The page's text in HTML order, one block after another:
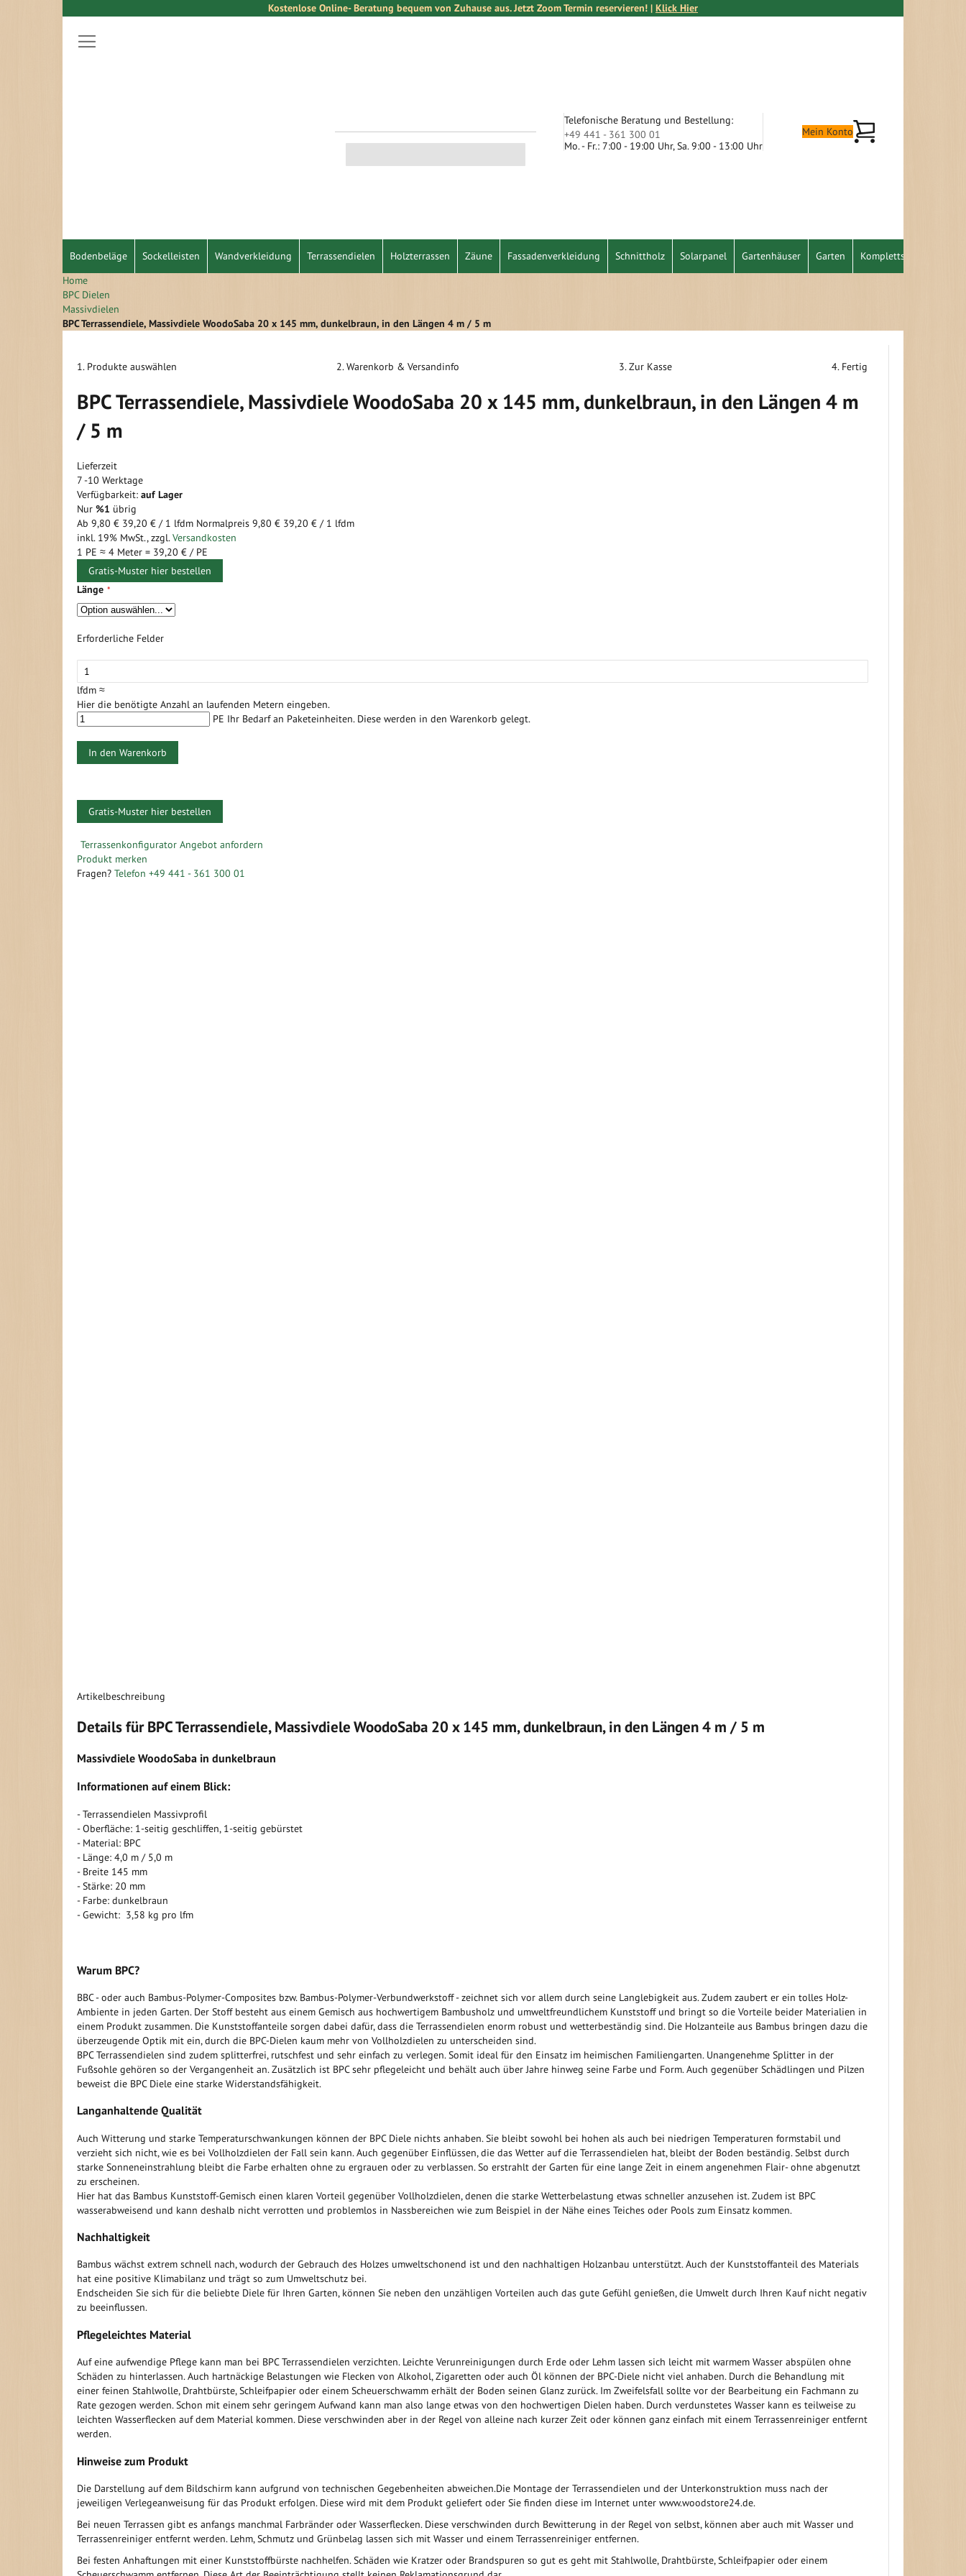
Kostenlose Online- Beratung bequem von Zuhause aus. Jetzt Zoom Termin reservieren! | Klick Hier
zum
Inhalt
Telefonische Beratung und Bestellung:
+49 441 - 361 300 01
Mo. - Fr.: 7:00 - 19:00 Uhr, Sa. 9:00 - 13:00 Uhr
Mein Konto Mein Warenkorb
Bodenbeläge Sockelleisten Wandverkleidung Terrassendielen Holzterrassen Zäune Fassadenverkleidung Schnittholz Solarpanel Gartenhäuser Garten Komplettset
Home
BPC Dielen
Massivdielen
BPC Terrassendiele, Massivdiele WoodoSaba 20 x 145 mm, dunkelbraun, in den Längen 4 m / 5 m
1. Produkte auswählen 2. Warenkorb & Versandinfo 3. Zur Kasse 4. Fertig
BPC Terrassendiele, Massivdiele WoodoSaba 20 x 145 mm, dunkelbraun, in den Längen 4 m
/ 5 m
Lieferzeit
7 -10 Werktage
Verfügbarkeit: auf Lager
Nur %1 übrig
Ab 9,80 € 39,20 € / 1 lfdm Normalpreis 9,80 € 39,20 € / 1 lfdm
inkl. 19% MwSt., zzgl. Versandkosten
1 PE ≈ 4 Meter = 39,20 € / PE
Gratis-Muster hier bestellen
Länge
Erforderliche Felder
lfdm ≈
Hier die benötigte Anzahl an laufenden Metern eingeben.
PE Ihr Bedarf an Paketeinheiten. Diese werden in den Warenkorb gelegt.
In den Warenkorb
Gratis-Muster hier bestellen
Ende
der
Bildergalerie
Zum
Anfang
der
Terrassenkonfigurator Angebot anfordern
Produkt merken
Fragen? Telefon +49 441 - 361 300 01
Artikelbeschreibung
Details für BPC Terrassendiele, Massivdiele WoodoSaba 20 x 145 mm, dunkelbraun, in den Längen 4 m / 5 m
Massivdiele WoodoSaba in dunkelbraun
Informationen auf einem Blick:
- Terrassendielen Massivprofil
- Oberfläche: 1-seitig geschliffen, 1-seitig gebürstet
- Material: BPC
- Länge: 4,0 m / 5,0 m
- Breite 145 mm
- Stärke: 20 mm
- Farbe: dunkelbraun
- Gewicht: 3,58 kg pro lfm
Warum BPC?
BBC - oder auch Bambus-Polymer-Composites bzw. Bambus-Polymer-Verbundwerkstoff - zeichnet sich vor allem durch seine Langlebigkeit aus. Zudem zaubert er ein tolles Holz-
Ambiente in jeden Garten. Der Stoff besteht aus einem Gemisch aus hochwertigem Bambusholz und umweltfreundlichem Kunststoff und bringt so die Vorteile beider Materialien in
einem Produkt zusammen. Die Kunststoffanteile sorgen dabei dafür, dass die Terrassendielen enorm robust und wetterbeständig sind. Die Holzanteile aus Bambus bringen dazu die
überzeugende Optik mit ein, durch die BPC-Dielen kaum mehr von Vollholzdielen zu unterscheiden sind.
BPC Terrassendielen sind zudem splitterfrei, rutschfest und sehr einfach zu verlegen. Somit ideal für den Einsatz im heimischen Familiengarten. Unangenehme Splitter in der
Fußsohle gehören so der Vergangenheit an. Zusätzlich ist BPC sehr pflegeleicht und behält auch über Jahre hinweg seine Farbe und Form. Auch gegenüber Schädlingen und Pilzen
beweist die BPC Diele eine starke Widerstandsfähigkeit.
Langanhaltende Qualität
Auch Witterung und starke Temperaturschwankungen können der BPC Diele nichts anhaben. Sie bleibt sowohl bei hohen als auch bei niedrigen Temperaturen formstabil und
verzieht sich nicht, wie es bei Vollholzdielen der Fall sein kann. Auch gegenüber Einflüssen, die das Wetter auf die Terrassendielen hat, bleibt der Boden beständig. Selbst durch
starke Sonneneinstrahlung bleibt die Farbe erhalten ohne zu ergrauen oder zu verblassen. So erstrahlt der Garten für eine lange Zeit in einem angenehmen Flair- ohne abgenutzt
zu erscheinen.
Hier hat das Bambus Kunststoff-Gemisch einen klaren Vorteil gegenüber Vollholzdielen, denen die starke Wetterbelastung etwas schneller anzusehen ist. Zudem ist BPC
wasserabweisend und kann deshalb nicht verrotten und problemlos in Nassbereichen wie zum Beispiel in der Nähe eines Teiches oder Pools zum Einsatz kommen.
Nachhaltigkeit
Bambus wächst extrem schnell nach, wodurch der Gebrauch des Holzes umweltschonend ist und den nachhaltigen Holzanbau unterstützt. Auch der Kunststoffanteil des Materials
hat eine positive Klimabilanz und trägt so zum Umweltschutz bei.
Endscheiden Sie sich für die beliebte Diele für Ihren Garten, können Sie neben den unzähligen Vorteilen auch das gute Gefühl genießen, die Umwelt durch Ihren Kauf nicht negativ
zu beeinflussen.
Pflegeleichtes Material
Auf eine aufwendige Pflege kann man bei BPC Terrassendielen verzichten. Leichte Verunreinigungen durch Erde oder Lehm lassen sich leicht mit warmem Wasser abspülen ohne
Schäden zu hinterlassen. Auch hartnäckige Belastungen wie Flecken von Alkohol, Zigaretten oder auch Öl können der BPC-Diele nicht viel anhaben. Durch die Behandlung mit
einer feinen Stahlwolle, Drahtbürste, Schleifpapier oder einem Scheuerschwamm erhält der Boden seinen Glanz zurück. Im Zweifelsfall sollte vor der Bearbeitung ein Fachmann zu
Rate gezogen werden. Schon mit einem sehr geringem Aufwand kann man also lange etwas von den hochwertigen Dielen haben. Durch verdunstetes Wasser kann es teilweise zu
leichten Wasserflecken auf dem Material kommen. Diese verschwinden aber in der Regel von alleine nach kurzer Zeit oder können ganz einfach mit einem Terrassenreiniger entfernt
werden.
Hinweise zum Produkt
Die Darstellung auf dem Bildschirm kann aufgrund von technischen Gegebenheiten abweichen.Die Montage der Terrassendielen und der Unterkonstruktion muss nach der
jeweiligen Verlegeanweisung für das Produkt erfolgen. Diese wird mit dem Produkt geliefert oder Sie finden diese im Internet unter www.woodstore24.de.
Bei neuen Terrassen gibt es anfangs manchmal Farbränder oder Wasserflecken. Diese verschwinden durch Bewitterung in der Regel von selbst, können aber auch mit Wasser und
Terrassenreiniger entfernt werden. Lehm, Schmutz und Grünbelag lassen sich mit Wasser und einem Terrassenreiniger entfernen.
Bei festen Anhaftungen mit einer Kunststoffbürste nachhelfen. Schäden wie Kratzer oder Brandspuren so gut es geht mit Stahlwolle, Drahtbürste, Schleifpapier oder einem